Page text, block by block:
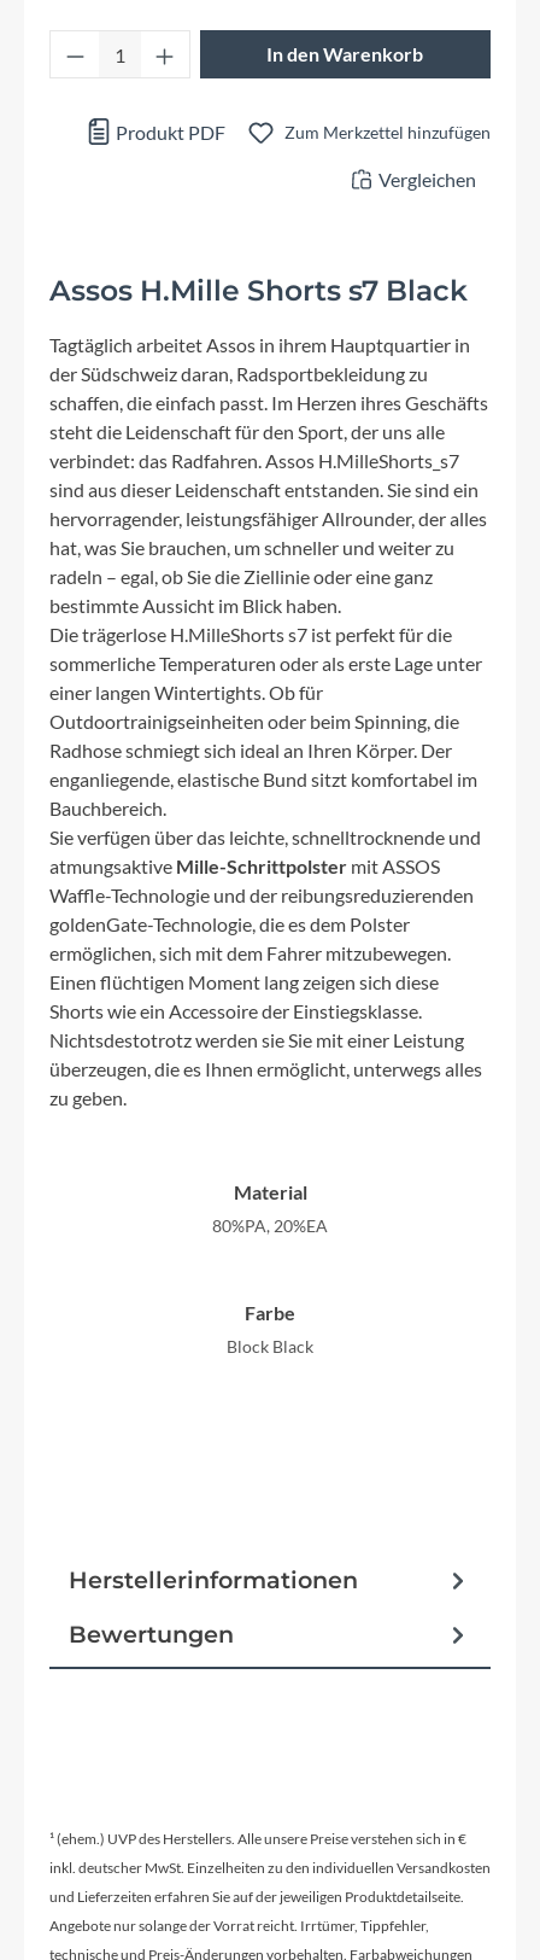
Produkt Anzahl: Gib den gewünschten
In den Warenkorb
Produkt PDF Zum Merkzettel hinzufügen
Vergleichen
Assos H.Mille Shorts s7 Black
Tagtäglich arbeitet Assos in ihrem Hauptquartier in
der Südschweiz daran, Radsportbekleidung zu
schaffen, die einfach passt. Im Herzen ihres Geschäfts
steht die Leidenschaft für den Sport, der uns alle
verbindet: das Radfahren. Assos H.MilleShorts_s7
sind aus dieser Leidenschaft entstanden. Sie sind ein
hervorragender, leistungsfähiger Allrounder, der alles
hat, was Sie brauchen, um schneller und weiter zu
radeln – egal, ob Sie die Ziellinie oder eine ganz
bestimmte Aussicht im Blick haben.
Die trägerlose H.MilleShorts s7 ist perfekt für die
sommerliche Temperaturen oder als erste Lage unter
einer langen Wintertights. Ob für
Outdoortrainigseinheiten oder beim Spinning, die
Radhose schmiegt sich ideal an Ihren Körper. Der
enganliegende, elastische Bund sitzt komfortabel im
Bauchbereich.
Sie verfügen über das leichte, schnelltrocknende und
atmungsaktive Mille-Schrittpolster mit ASSOS
Waffle-Technologie und der reibungsreduzierenden
goldenGate-Technologie, die es dem Polster
ermöglichen, sich mit dem Fahrer mitzubewegen.
Einen flüchtigen Moment lang zeigen sich diese
Shorts wie ein Accessoire der Einstiegsklasse.
Nichtsdestotrotz werden sie Sie mit einer Leistung
überzeugen, die es Ihnen ermöglicht, unterwegs alles
zu geben.
Material
80%PA, 20%EA
Farbe
Block Black
Herstellerinformationen
Bewertungen
¹ (ehem.) UVP des Herstellers. Alle unsere Preise verstehen sich in €
inkl. deutscher MwSt. Einzelheiten zu den individuellen Versandkosten
und Lieferzeiten erfahren Sie auf der jeweiligen Produktdetailseite.
Angebote nur solange der Vorrat reicht. Irrtümer, Tippfehler,
technische und Preis-Änderungen vorbehalten. Farbabweichungen